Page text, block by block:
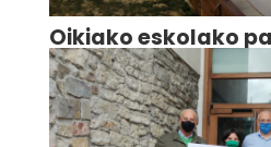
Oikiako eskolako